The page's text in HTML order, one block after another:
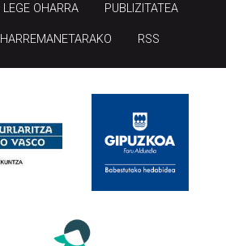
LEGE OHARRA PUBLIZITATEA
HARREMANETARAKO RSS